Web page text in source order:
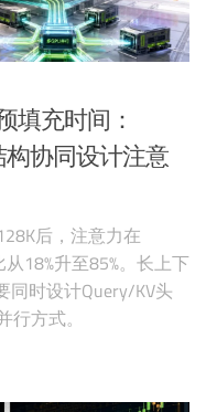
填充时间：
构协同设计注意
后，注意力在
18%升至85%。长上下
同时设计Query/KV头
方式。